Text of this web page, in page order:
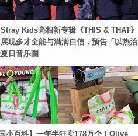
Kids亮相新专辑《THIS & THAT》
现多才全能与满满自信，预告「以热治
日音乐圈
小百科】一年半狂卖178万个！Olive